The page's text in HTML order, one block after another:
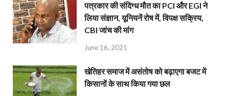
पत्रकार की संदिग्ध मौत का PCI और EGI ने
लिया संज्ञान, यूनियनें रोष में, विपक्ष सक्रिय,
CBI जांच की मांग
June 16, 2021
खेतिहर समाज में असंतोष को बढ़ाएगा बजट में
किसानों के साथ किया गया छल